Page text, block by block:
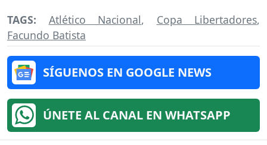
TAGS: Atlético Nacional, Copa Libertadores,
Facundo Batista
SÍGUENOS EN GOOGLE NEWS
ÚNETE AL CANAL EN WHATSAPP